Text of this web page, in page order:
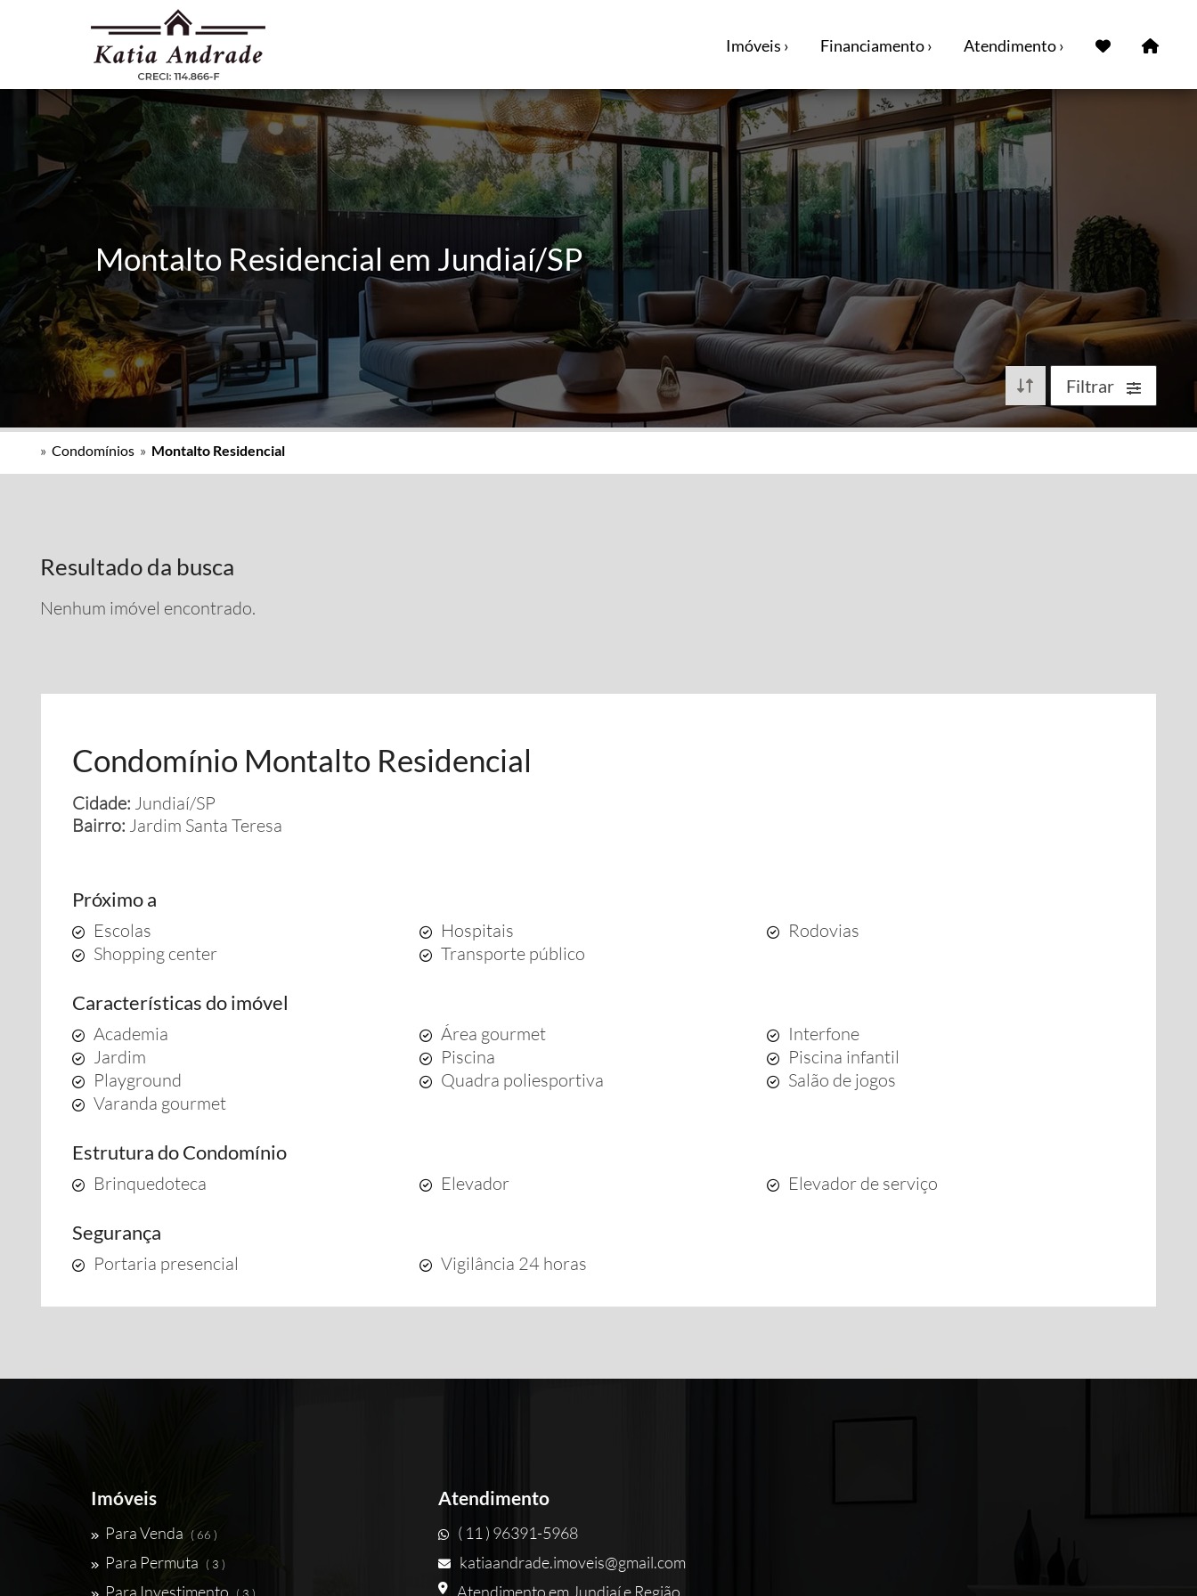
Imóveis › Financiamento › Atendimento ›
Montalto Residencial em Jundiaí/SP
Filtrar
» Condomínios » Montalto Residencial
Resultado da busca
Nenhum imóvel encontrado.
Condomínio Montalto Residencial
Cidade: Jundiaí/SP
Bairro: Jardim Santa Teresa
Próximo a
Escolas Hospitais
Rodovias
Shopping center
Transporte público
Características do imóvel
Academia Área gourmet
Interfone
Jardim
Piscina
Piscina infantil
Playground
Quadra poliesportiva
Salão de jogos
Varanda gourmet
Estrutura do Condomínio
Brinquedoteca Elevador Elevador de serviço
Segurança
Portaria presencial Vigilância 24 horas
Imóveis
Para Venda ( 66 )
Para Permuta ( 3 )
Para Investimento
Atendimento
( 11 ) 96391-5968
katiaandrade.imoveis@gmail.com
Atendimento em Jundiaí e Região